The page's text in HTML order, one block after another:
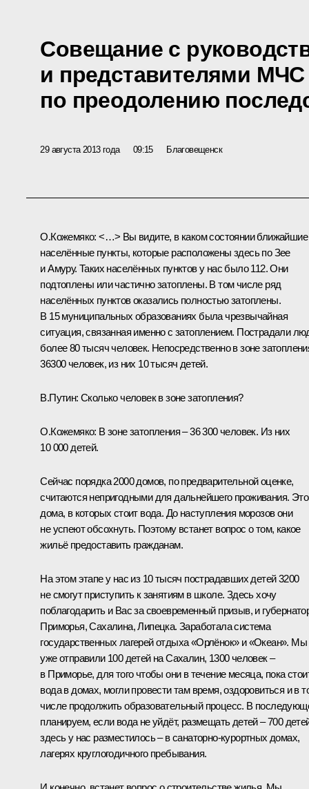
Совещание с
и представителями
по преодолению
29 августа 2013 года 09:15 Благовещенск
О.Кожемяко: <…> Вы видите, в каком состоянии ближайшие
населённые пункты, которые расположены здесь по Зее
и Амуру. Таких населённых пунктов у нас было 112. Они
подтоплены или частично затоплены. В том числе ряд
населённых пунктов оказались полностью затоплены.
В 15 муниципальных образованиях была чрезвычайная
ситуация, связанная именно с затоплением. Пострадали
более 80 тысяч человек. Непосредственно в зоне
36300 человек, из них 10 тысяч детей.
В.Путин: Сколько человек в зоне затопления?
О.Кожемяко: В зоне затопления – 36 300 человек. Из них
10 000 детей.
Сейчас порядка 2000 домов, по предварительной оценке,
считаются непригодными для дальнейшего проживания. Это
дома, в которых стоит вода. До наступления морозов они
не успеют обсохнуть. Поэтому встанет вопрос о том, какое
жильё предоставить гражданам.
На этом этапе у нас из 10 тысяч пострадавших детей 3200
не смогут приступить к занятиям в школе. Здесь хочу
поблагодарить и Вас за своевременный призыв, и
Приморья, Сахалина, Липецка. Заработала система
государственных лагерей отдыха «Орлёнок» и «Океан». Мы
уже отправили 100 детей на Сахалин, 1300 человек –
в Приморье, для того чтобы они в течение месяца, пока
вода в домах, могли провести там время, оздоровиться и в
числе продолжить образовательный процесс. В
планируем, если вода не уйдёт, размещать детей – 700
здесь у нас разместилось – в санаторно-курортных домах,
лагерях круглогодичного пребывания.